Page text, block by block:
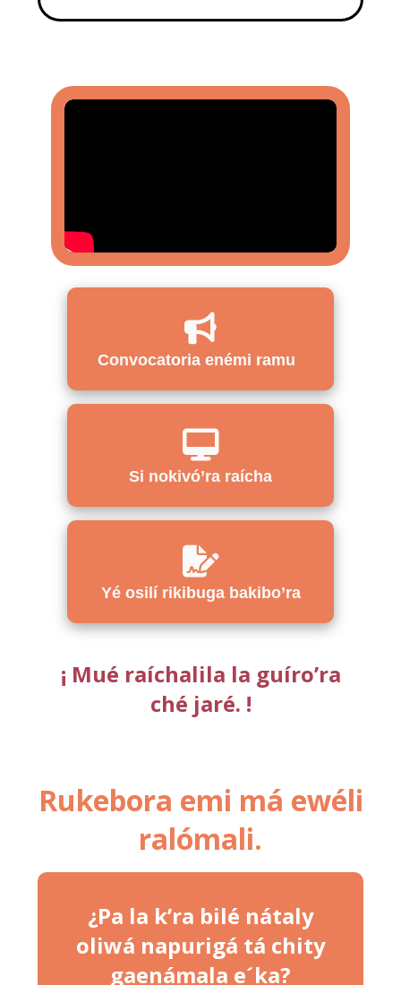
Convocatoria enémi ramu
Si nokivó’ra raícha
Yé osilí rikibuga bakibo’ra
¡ Mué raíchalila la guíro’ra
ché jaré. !
Rukebora emi má ewéli
ralómali.
¿Pa la k’ra bilé nátaly
oliwá napurigá tá chity
gaenámala e´ka?